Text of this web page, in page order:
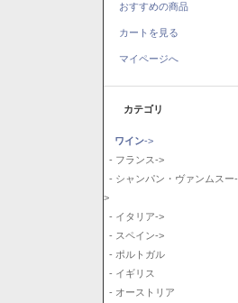
おすすめの商品
カートを見る
マイページへ
カテゴリ
ワイン->
- フランス->
- シャンパン・ヴァンムスー-
>
- イタリア->
- スペイン->
- ポルトガル
- イギリス
- オーストリア